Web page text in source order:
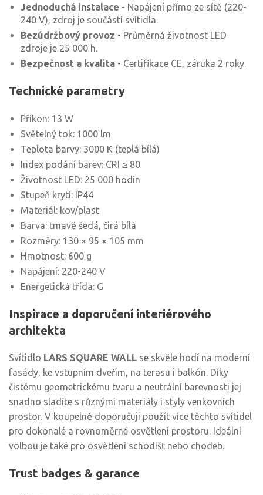
Jednoduchá instalace - Napájení přímo ze sítě (220-
240 V), zdroj je součástí svítidla.
Bezúdržbový provoz - Průměrná životnost LED
zdroje je 25 000 h.
Bezpečnost a kvalita - Certifikace CE, záruka 2 roky.
Technické parametry
Příkon: 13 W
Světelný tok: 1000 lm
Teplota barvy: 3000 K (teplá bílá)
Index podání barev: CRI ≥ 80
Životnost LED: 25 000 hodin
Stupeň krytí: IP44
Materiál: kov/plast
Barva: tmavě šedá, čirá bílá
Rozměry: 130 × 95 × 105 mm
Hmotnost: 600 g
Napájení: 220-240 V
Energetická třída: G
Inspirace a doporučení interiérového
architekta
Svítidlo LARS SQUARE WALL se skvěle hodí na moderní
fasády, ke vstupním dveřím, na terasu i balkón. Díky
čistému geometrickému tvaru a neutrální barevnosti jej
snadno sladíte s různými materiály i styly venkovních
prostor. V koupelně doporučuji použít více těchto svítidel
pro dokonalé a rovnoměrné osvětlení prostoru. Ideální
volbou je také pro osvětlení schodišť nebo chodeb.
Trust badges & garance